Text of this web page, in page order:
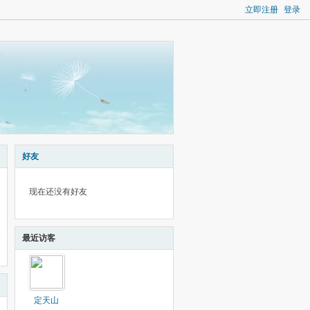
立即注册 登录
好友
现在还没有好友
最近访客
定天山